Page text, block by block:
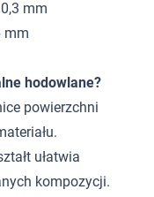
mm
mm
hodowlane?
powierzchni
ułatwia
kompozycji.